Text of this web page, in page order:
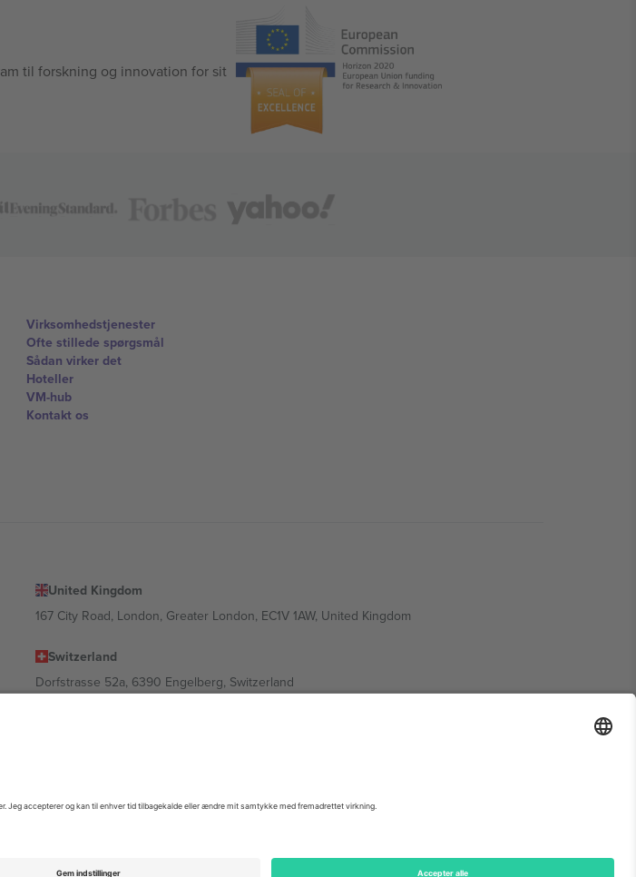
til forskning og innovation for sit
Virksomhedstjenester
Ofte stillede spørgsmål
Sådan virker det
Hoteller
VM-hub
Kontakt os
United Kingdom
167 City Road, London, Greater London, EC1V 1AW, United Kingdom
Switzerland
Dorfstrasse 52a, 6390 Engelberg, Switzerland